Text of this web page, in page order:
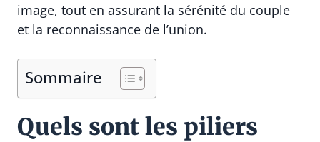
image, tout en assurant la sérénité du couple
et la reconnaissance de l’union.
Sommaire
Quels sont les piliers